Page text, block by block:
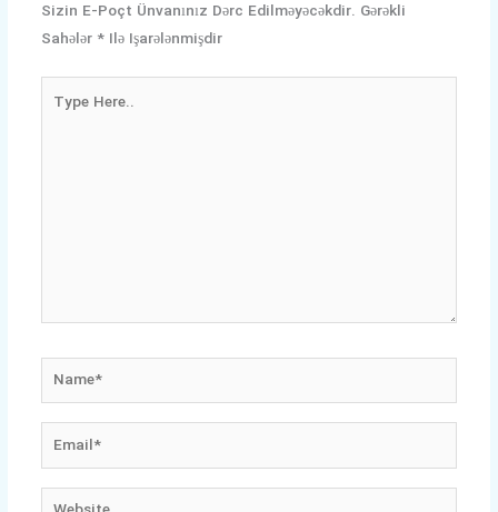
Sizin E-Poçt Ünvanınız Dərc Edilməyəcəkdir. Gərəkli
Sahələr *Ilə Işarələnmişdir
Here..
Name*
Email*
Website